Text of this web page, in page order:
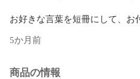
お好きな言葉を短冊にして、お
5か月前
商品の情報